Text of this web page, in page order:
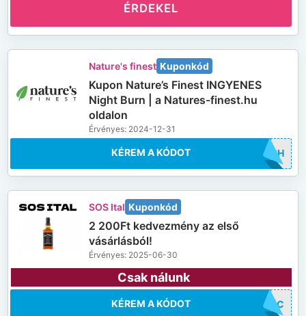
ÉRDEKEL
Nature's finest Kuponkód
Kupon Nature’s Finest INGYENES
Night Burn | a Natures-finest.hu
oldalon
Érvényes: 2024-12-31
TBRH
KÉREM A KÓDOT
SOS Ital Kuponkód
2 200Ft kedvezmény az első
vásárlásból!
Érvényes: 2025-06-30
Csak nálunk
GUIC
KÉREM A KÓDOT